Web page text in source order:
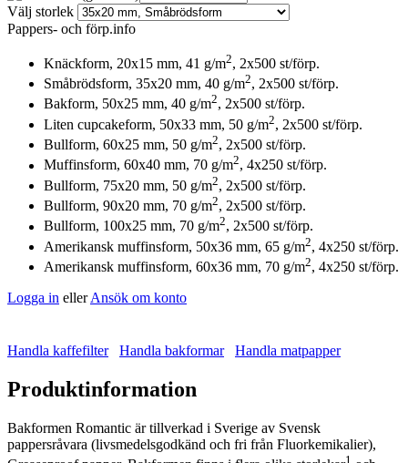
Välj storlek
Pappers- och förp.info
Knäckform, 20x15 mm, 41 g/m2, 2x500 st/förp.
Småbrödsform, 35x20 mm, 40 g/m2, 2x500 st/förp.
Bakform, 50x25 mm, 40 g/m2, 2x500 st/förp.
Liten cupcakeform, 50x33 mm, 50 g/m2, 2x500 st/förp.
Bullform, 60x25 mm, 50 g/m2, 2x500 st/förp.
Muffinsform, 60x40 mm, 70 g/m2, 4x250 st/förp.
Bullform, 75x20 mm, 50 g/m2, 2x500 st/förp.
Bullform, 90x20 mm, 70 g/m2, 2x500 st/förp.
Bullform, 100x25 mm, 70 g/m2, 2x500 st/förp.
Amerikansk muffinsform, 50x36 mm, 65 g/m2, 4x250 st/förp.
Amerikansk muffinsform, 60x36 mm, 70 g/m2, 4x250 st/förp.
Logga in ellerAnsök om konto
Handla kaffefilter Handla bakformar Handla matpapper
Produktinformation
Bakformen Romantic är tillverkad i Sverige av Svensk
pappersråvara (livsmedelsgodkänd och fri från Fluorkemikalier),
1